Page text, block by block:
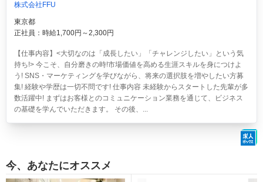
株式会社FFU
東京都
正社員：時給1,700円～2,300円
【仕事内容】<大切なのは「成長したい」「チャレンジしたい」という気
持ち!> 今こそ、自分磨きの時!市場価値を高める生涯スキルを身につけよ
う! SNS・マーケティングを学びながら、将来の選択肢を増やしたい方募
集! 経験や学歴は一切不問です! 仕事内容 未経験からスタートした先輩が多
数活躍中! まずはお客様とのコミュニケーション業務を通じて、ビジネス
の基礎を学んでいただきます。 その後、...
今、あなたにオススメ